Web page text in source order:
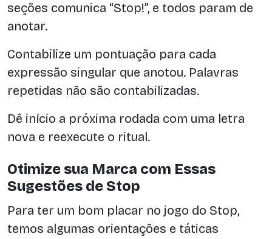
seções comunica “Stop!”, e todos param de
anotar.
Contabilize um pontuação para cada
expressão singular que anotou. Palavras
repetidas não são contabilizadas.
Dê início a próxima rodada com uma letra
nova e reexecute o ritual.
Otimize sua Marca com Essas
Sugestões de Stop
Para ter um bom placar no jogo do Stop,
temos algumas orientações e táticas